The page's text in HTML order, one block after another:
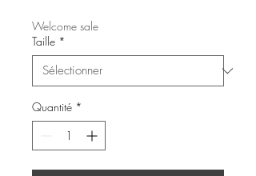
Welcome sale
Taille *
Quantité *